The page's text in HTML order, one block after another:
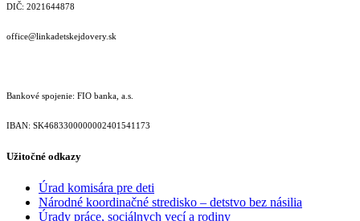
DIČ: 2021644878
office@linkadetskejdovery.sk
Bankové spojenie: FIO banka, a.s.
IBAN: SK46833000000­02401541173
Užitočné odkazy
Úrad komisára pre deti
Národné koordinačné stredisko – detstvo bez násilia
Úrady práce, sociálnych vecí a rodiny